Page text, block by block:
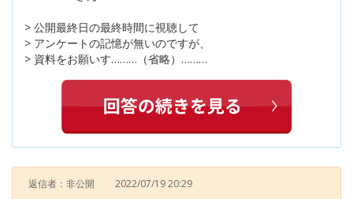
> 公開最終日の最終時間に視聴して
> アンケートの記憶が無いのですが、
> 資料をお願いす………（省略）………
返信者：非公開 2022/07/19 20:29